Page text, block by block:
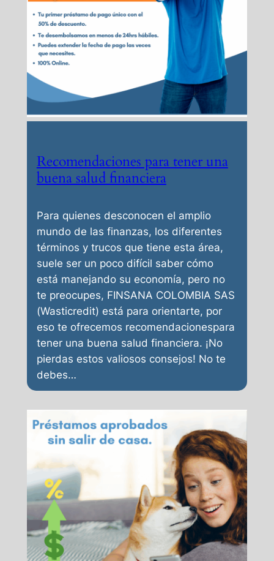
Recomendaciones para tener una
buena salud financiera
Para quienes desconocen el amplio
mundo de las finanzas, los diferentes
términos y trucos que tiene esta área,
suele ser un poco difícil saber cómo
está manejando su economía, pero no
te preocupes, FINSANA COLOMBIA SAS
(Wasticredit) está para orientarte, por
eso te ofrecemos recomendacionespara
tener una buena salud financiera. ¡No
pierdas estos valiosos consejos! No te
debes…